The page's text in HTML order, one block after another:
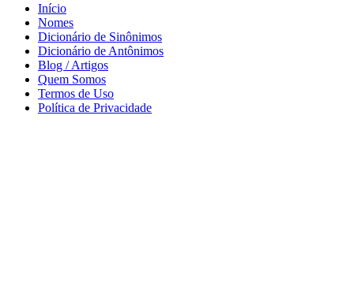
Início
Nomes
Dicionário de Sinônimos
Dicionário de Antônimos
Blog / Artigos
Quem Somos
Termos de Uso
Política de Privacidade